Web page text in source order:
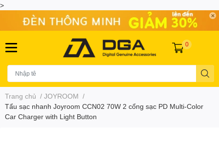
>
0
Trang chủ / JOYROOM /
Tẩu sạc nhanh Joyroom CCN02 70W 2 cổng sạc PD Multi-Color
Car Charger with Light Button